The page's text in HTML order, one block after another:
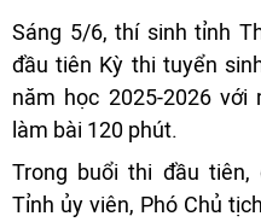
Sáng 5/6, thí sinh tỉnh
đầu tiên Kỳ thi tuyển
năm học 2025-2026
làm bài 120 phút.
Trong buổi thi đầu tiên,
Tỉnh ủy viên, Phó Chủ